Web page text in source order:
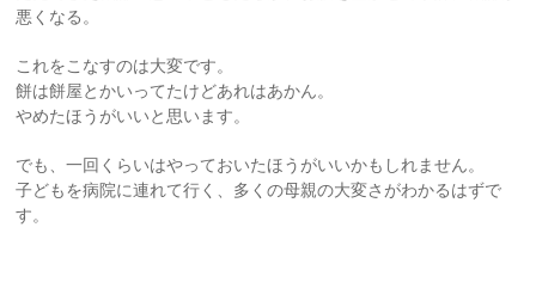
悪くなる。
これをこなすのは大変です。
餅は餅屋とかいってたけどあれはあかん。
やめたほうがいいと思います。
でも、一回くらいはやっておいたほうがいいかもしれません。
子どもを病院に連れて行く、多くの母親の大変さがわかるはずで
す。